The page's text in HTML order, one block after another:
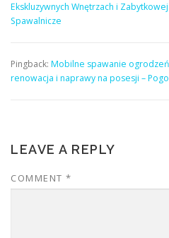
Ekskluzywnych Wnętrzach i
Spawalnicze
Pingback: Mobilne spawanie ogrodzeń
renowacja i naprawy na posesji –
LEAVE A REPLY
COMMENT *